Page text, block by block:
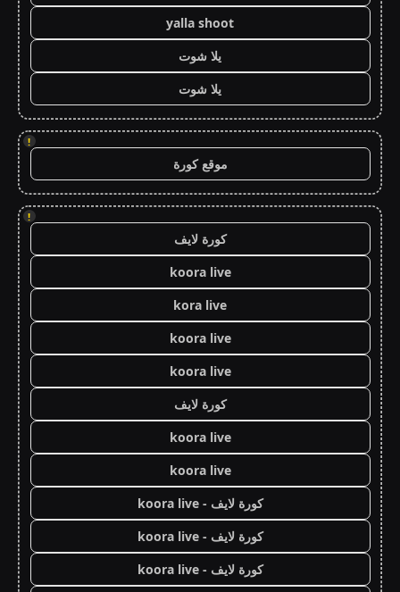
yalla shoot
يلا شوت
يلا شوت
!
موقع كورة
!
كورة لايف
koora live
kora live
koora live
koora live
كورة لايف
koora live
koora live
كورة لايف - koora live
كورة لايف - koora live
كورة لايف - koora live